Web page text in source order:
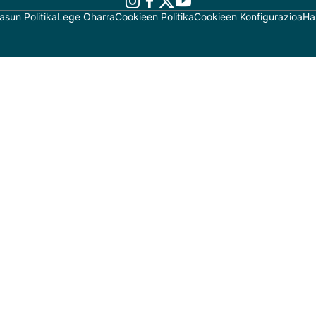
PolitikaLege OharraCookieen PolitikaCookieen Konfigurazioa